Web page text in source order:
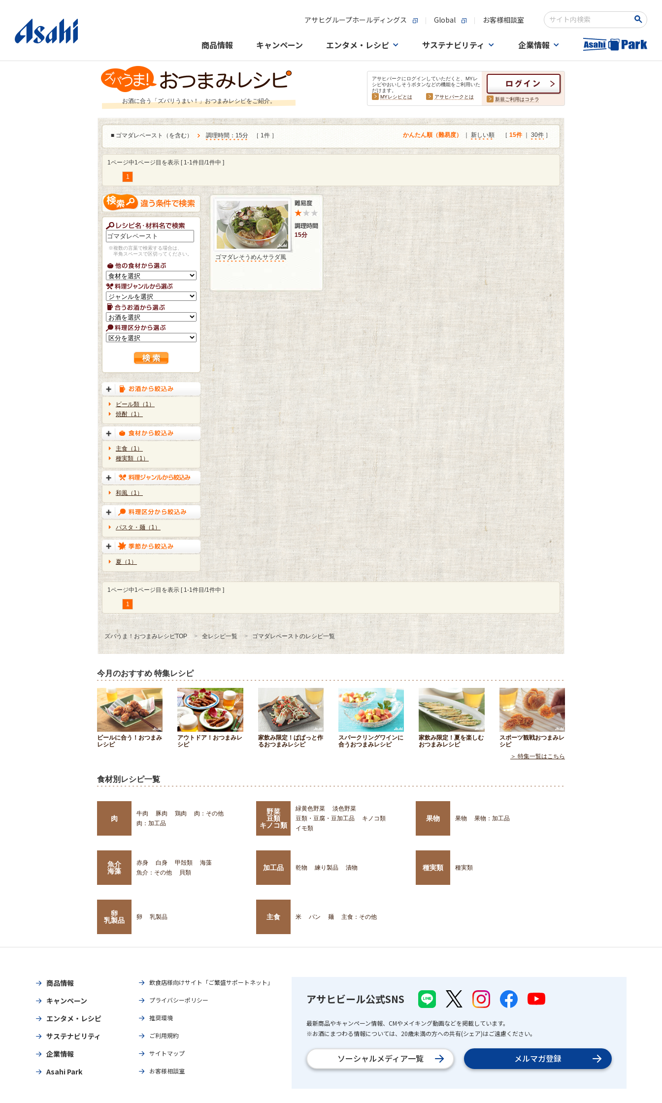
アサヒグループホールディングス Global お客様相談室
検索キーワード入力
商品情報 キャンペーン エンタメ・レシピ サステナビリティ 企業情報
お酒に合う「ズバリうまい！」おつまみレシピをご紹介。
アサヒパークにログインしていただくと、MYレ
シピやおいしそうボタンなどの機能をご利用いた
だけます。
MYレシピとは
アサヒパークとは 新規ご利用はコチラ
■ ゴマダレペースト（を含む） 調理時間：15分 ［ 1件 ］ かんたん順（難易度） 新しい順 ［ 15件｜ 30件 ］
1ページ中1ページ目を表示 [ 1-1件目/1件中 ]
1
※複数の言葉で検索する場合は、
半角スペースで区切ってください。
ビール類（1）
焼酎（1）
主食（1）
種実類（1）
和風（1）
パスタ・麺（1）
夏（1）
15分
ゴマダレそうめんサラダ風
1ページ中1ページ目を表示 [ 1-1件目/1件中 ]
1
ズバうま！おつまみレシピTOP 全レシピ一覧 ゴマダレペーストのレシピ一覧
今月のおすすめ 特集レシピ
ビールに合う！おつまみ
レシピ
アウトドア！おつまみレ
シピ
家飲み限定！ぱぱっと作
るおつまみレシピ
スパークリングワインに
合うおつまみレシピ
家飲み限定！夏を楽しむ
おつまみレシピ
スポーツ観戦おつまみレ
シピ
＞ 特集一覧はこちら
食材別レシピ一覧
肉
牛肉 豚肉 鶏肉
肉：その他
肉：加工品
野菜
豆類
キノコ類
緑黄色野菜
淡色野菜
豆類・豆腐・豆加工品
キノコ類
イモ類
果物 果物 果物：加工品
魚介
海藻
赤身 白身 甲殻類
海藻
魚介：その他
貝類
加工品 乾物 練り製品 漬物 種実類 種実類
卵
乳製品
卵 乳製品 主食 米 パン 麺 主食：その他
商品情報
キャンペーン
エンタメ・レシピ
サステナビリティ
企業情報
Asahi Park
飲食店様向けサイト「ご繁盛サポートネット」
プライバシーポリシー
推奨環境
ご利用規約
サイトマップ
お客様相談室
アサヒビール公式SNS
最新商品やキャンペーン情報、CMやメイキング動画などを掲載しています。
※お酒にまつわる情報については、20歳未満の方への共有(シェア)はご遠慮ください。
ソーシャルメディア一覧 メルマガ登録